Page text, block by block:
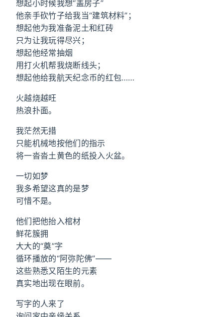
想起小时候我想“盖房子”
他亲手砍竹子给我当“建筑材料”；
想起他为我准备泥土和红砖
只为让我玩得尽兴；
想起他经常抽烟
用打火机帮我烧断线头；
想起他给我航天纪念币的红包……
火越烧越旺
热浪扑面。
我茫然无措
只能机械地按他们的指示
将一沓沓土黄色的纸投入火盆。
一切如梦
我多希望这真的是梦
可惜不是。
他们把他抬入棺材
鲜花簇拥
大大的“奠”字
循环播放的“阿弥陀佛”——
这些熟悉又陌生的元素
真实地出现在眼前。
写字的人来了